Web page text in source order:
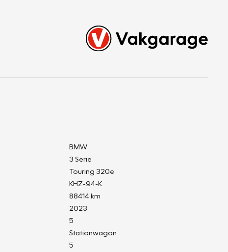
BMW
3 Serie
Touring 320e
KHZ-94-K
88414 km
2023
5
Stationwagon
5